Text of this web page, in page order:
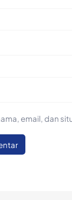
email, dan